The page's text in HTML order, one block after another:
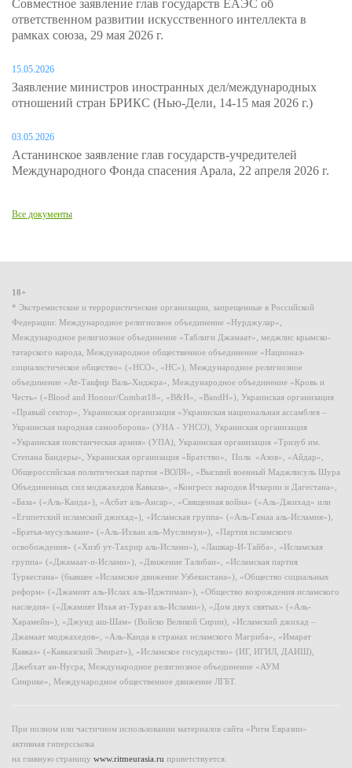
Совместное заявление глав государств ЕАЭС об
ответственном развитии искусственного интеллекта в
рамках союза, 29 мая 2026 г.
15.05.2026
Заявление министров иностранных дел/международных
отношений стран БРИКС (Нью-Дели, 14-15 мая 2026 г.)
03.05.2026
Астанинское заявление глав государств-учредителей
Международного Фонда спасения Арала, 22 апреля 2026 г.
Все документы
18+
* Экстремистские и террористические организации, запрещенные в Российской
Федерации: Международное религиозное объединение «Нурджулар»,
Международное религиозное объединение «Таблиги Джамаат», меджлис крымско-
татарского народа, Международное общественное объединение «Национал-
социалистическое общество» («НСО», «НС»), Международное религиозное
объединение «Ат-Такфир Валь-Хиджра», Международное объединение «Кровь и
Честь» («Blood and Honour/Combat18», «B&H», «BandH»), Украинская организация
«Правый сектор», Украинская организация «Украинская национальная ассамблея –
Украинская народная самооборона» (УНА - УНСО), Украинская организация
«Украинская повстанческая армия» (УПА), Украинская организация «Тризуб им.
Степана Бандеры», Украинская организация «Братство», Полк «Азов», «Айдар»,
Общероссийская политическая партия «ВОЛЯ», «Высший военный Маджлисуль Шура
Объединенных сил моджахедов Кавказа», «Конгресс народов Ичкерии и Дагестана»,
«База» («Аль-Каида»), «Асбат аль-Ансар», «Священная война» («Аль-Джихад» или
«Египетский исламский джихад»), «Исламская группа» («Аль-Гамаа аль-Исламия»),
«Братья-мусульмане» («Аль-Ихван аль-Муслимун»), «Партия исламского
освобождения» («Хизб ут-Тахрир аль-Ислами»), «Лашкар-И-Тайба», «Исламская
группа» («Джамаат-и-Ислами»), «Движение Талибан», «Исламская партия
Туркестана» (бывшее «Исламское движение Узбекистана»), «Общество социальных
реформ» («Джамият аль-Ислах аль-Иджтимаи»), «Общество возрождения исламского
наследия» («Джамият Ихья ат-Тураз аль-Ислами»), «Дом двух святых» («Аль-
Харамейн»), «Джунд аш-Шам» (Войско Великой Сирии), «Исламский джихад –
Джамаат моджахедов», «Аль-Каида в странах исламского Магриба», «Имарат
Кавказ» («Кавказский Эмират»), «Исламское государство» (ИГ, ИГИЛ, ДАИШ),
Джебхат ан-Нусра, Международное религиозное объединение «АУМ
Синрике», Международное общественное движение ЛГБТ.
При полном или частичном использовании материалов сайта «Ритм Евразии»
активная гиперссылка
на главную страницу www.ritmeurasia.ru приветствуется.